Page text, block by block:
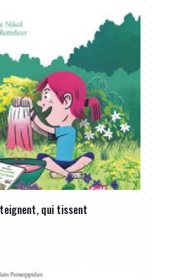
qui tissent